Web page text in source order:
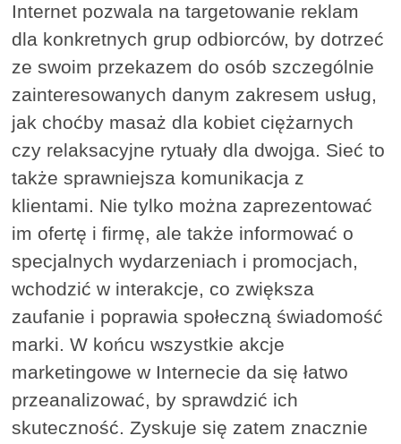
Internet pozwala na targetowanie reklam
dla konkretnych grup odbiorców, by dotrzeć
ze swoim przekazem do osób szczególnie
zainteresowanych danym zakresem usług,
jak choćby masaż dla kobiet ciężarnych
czy relaksacyjne rytuały dla dwojga. Sieć to
także sprawniejsza komunikacja z
klientami. Nie tylko można zaprezentować
im ofertę i firmę, ale także informować o
specjalnych wydarzeniach i promocjach,
wchodzić w interakcje, co zwiększa
zaufanie i poprawia społeczną świadomość
marki. W końcu wszystkie akcje
marketingowe w Internecie da się łatwo
przeanalizować, by sprawdzić ich
skuteczność. Zyskuje się zatem znacznie